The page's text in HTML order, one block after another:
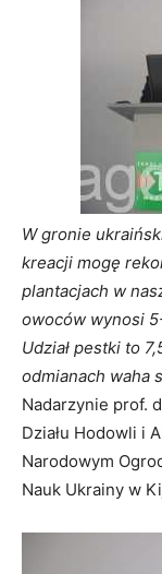
W gronie
kreacji mogę
plantacjach w
owoców wynosi
Udział pestki to
odmianach waha
Nadarzynie prof.
Działu Hodowli i
Narodowym
Nauk Ukrainy w